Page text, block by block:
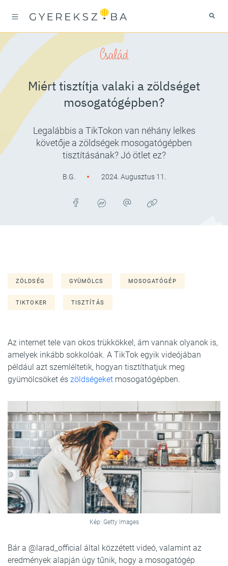
Család
Miért tisztítja valaki a zöldséget
mosogatógépben?
Legalábbis a TikTokon van néhány lelkes
követője a zöldségek mosogatógépben
tisztításának? Jó ötlet ez?
B.G. 2024. Augusztus 11.
ZÖLDSÉG GYÜMÖLCS MOSOGATÓGÉP
TIKTOKER TISZTÍTÁS
Az internet tele van okos trükkökkel, ám vannak olyanok is,
amelyek inkább sokkolóak. A TikTok egyik videójában
például azt szemléltetik, hogyan tisztíthatjuk meg
gyümölcsöket és zöldségeket mosogatógépben.
Kép: Getty Images
Bár a @larad_official által közzétett videó, valamint az
eredmények alapján úgy tűnik, hogy a mosogatógép